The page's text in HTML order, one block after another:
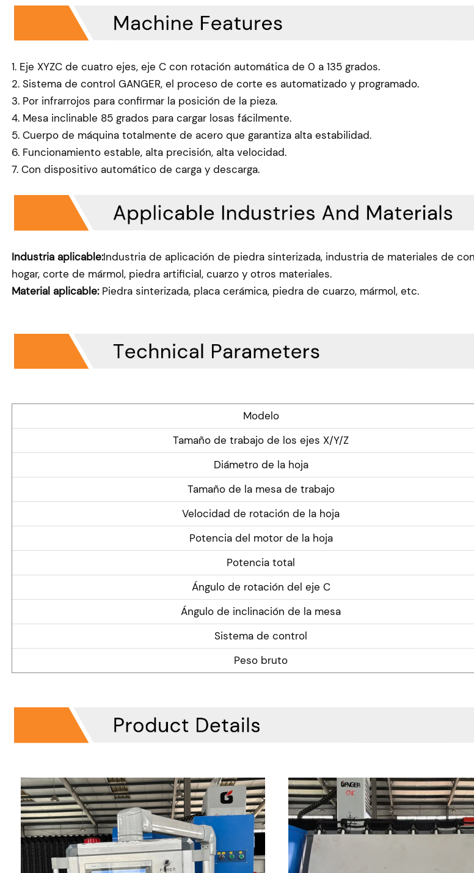
1. Eje XYZC de cuatro ejes, eje C con rotación automática de 0 a 135 grados.
2. Sistema de control GANGER, el proceso de corte es automatizado y programado.
3. Por infrarrojos para confirmar la posición de la pieza.
4. Mesa inclinable 85 grados para cargar losas fácilmente.
5. Cuerpo de máquina totalmente de acero que garantiza alta estabilidad.
6. Funcionamiento estable, alta precisión, alta velocidad.
7. Con dispositivo automático de carga y descarga.
Industria aplicable:Industria de aplicación de piedra sinterizada, industria de materiales de
hogar, corte de mármol, piedra artificial, cuarzo y otros materiales.
Material aplicable:Piedra sinterizada, placa cerámica, piedra de cuarzo, mármol, etc.
Modelo
Tamaño de trabajo de los ejes X/Y/Z
Diámetro de la hoja
Tamaño de la mesa de trabajo
Velocidad de rotación de la hoja
Potencia del motor de la hoja
Potencia total
Ángulo de rotación del eje C
Ángulo de inclinación de la mesa
Sistema de control
Peso bruto